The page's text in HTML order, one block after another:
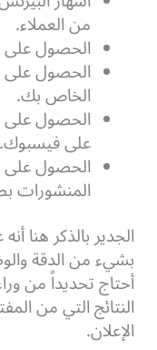
من العملاء.
الحصول على
الحصول على
الخاص بك.
الحصول على
على فيسبوك.
الحصول على
المنشورات
الجدير بالذكر
بشيء من الدقة
أحتاج تحديداً من
النتائج التي من
الإعلان.